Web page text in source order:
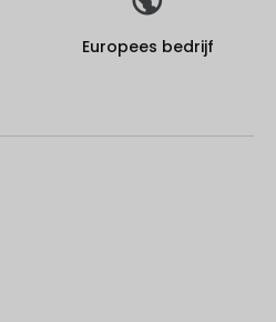
Europees bedrijf